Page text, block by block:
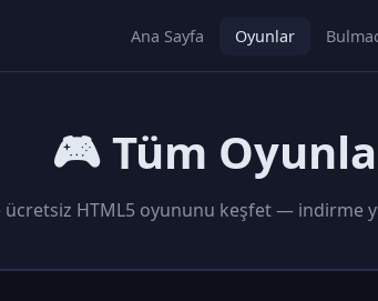
Ana Sayfa Oyunlar
🎮 Tüm
ücretsiz HTML5 oyununu keşfet — indirme